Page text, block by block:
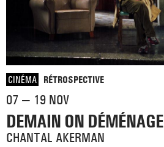
CINÉMA RÉTROSPECTIVE
07 — 19 NOV
DEMAIN ON DÉMÉNAGE
CHANTAL AKERMAN